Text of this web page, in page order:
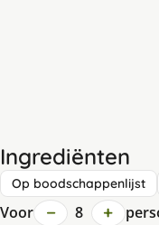
Ingrediënten
Op boodschappenlijst
Voor − 8 +